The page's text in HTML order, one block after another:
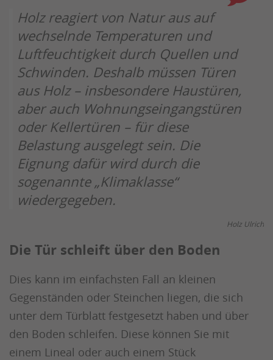
Holz reagiert von Natur aus auf
wechselnde Temperaturen und
Luftfeuchtigkeit durch Quellen und
Schwinden. Deshalb müssen Türen
aus Holz – insbesondere Haustüren,
aber auch Wohnungseingangstüren
oder Kellertüren – für diese
Belastung ausgelegt sein. Die
Eignung dafür wird durch die
sogenannte „Klimaklasse“
wiedergegeben.
Holz Ulrich
Die Tür schleift über den Boden
Dies kann im einfachsten Fall an kleinen
Gegenständen oder Steinchen liegen, die sich
unter dem Türblatt festgesetzt haben und über
den Boden schleifen. Diese können Sie mit
einem Lineal oder auch einem Stück